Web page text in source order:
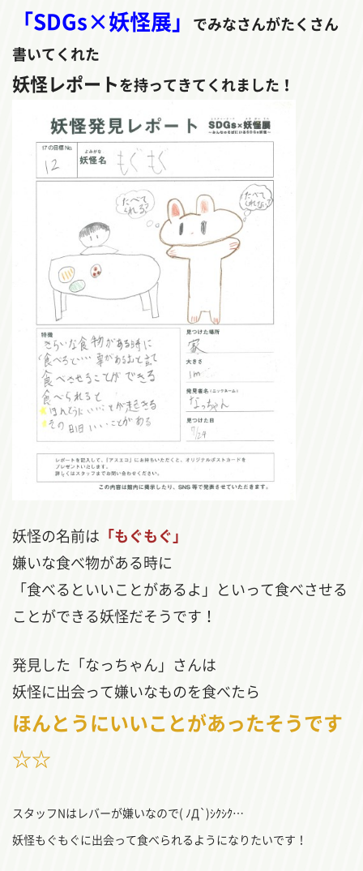
「SDGs×妖怪展」
でみなさんがたくさん
書いてくれた
妖怪レポートを持ってきてくれました！
妖怪の名前は 「もぐもぐ」
嫌いな食べ物がある時に
「食べるといいことがあるよ」といって食べさせる
ことができる妖怪だそうです！
発見した「なっちゃん」さんは
妖怪に出会って嫌いなものを食べたら
ほんとうにいいことがあったそうです
☆☆
スタッフNはレバーが嫌いなので( ﾉД`)ｼｸｼｸ…
妖怪もぐもぐに出会って食べられるようになりたいです！